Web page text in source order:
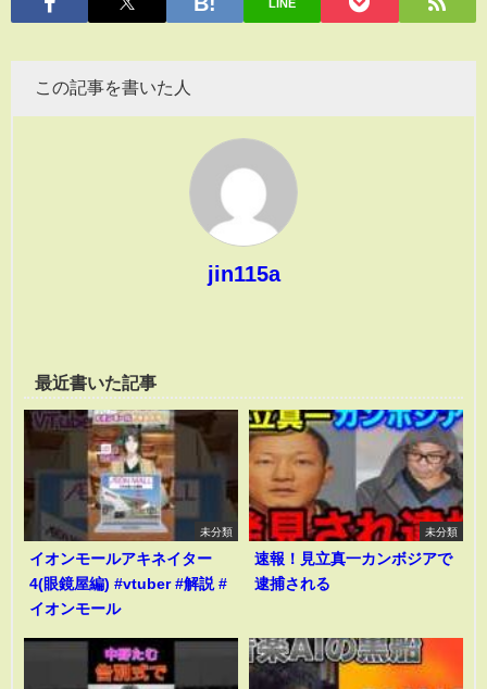
LINE
この記事を書いた人
jin115a
最近書いた記事
未分類
イオンモールアキネイター
4(眼鏡屋編) #vtuber #解説 #
イオンモール
未分類
速報！見立真一カンボジアで
逮捕される